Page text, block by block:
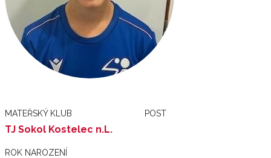
MATEŘSKÝ KLUB
TJ Sokol Kostelec n.L.
POST
ROK NAROZENÍ